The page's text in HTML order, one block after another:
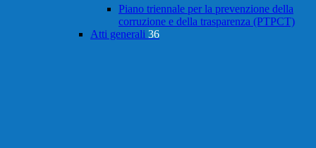
Piano triennale per la prevenzione della
corruzione e della trasparenza (PTPCT)
Atti generali 36